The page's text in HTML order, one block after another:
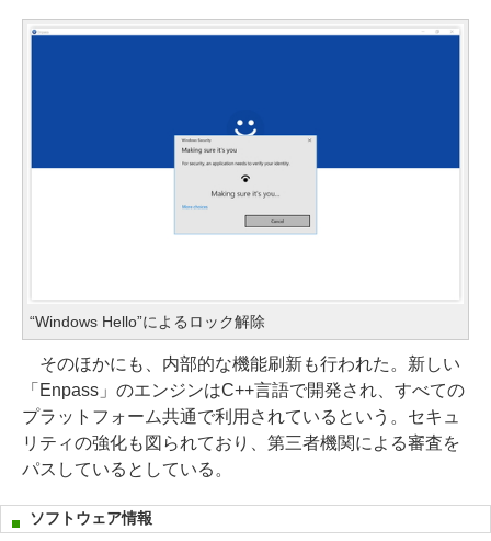
“Windows Hello”によるロック解除
そのほかにも、内部的な機能刷新も行われた。新しい
「Enpass」のエンジンはC++言語で開発され、すべての
プラットフォーム共通で利用されているという。セキュ
リティの強化も図られており、第三者機関による審査を
パスしているとしている。
ソフトウェア情報